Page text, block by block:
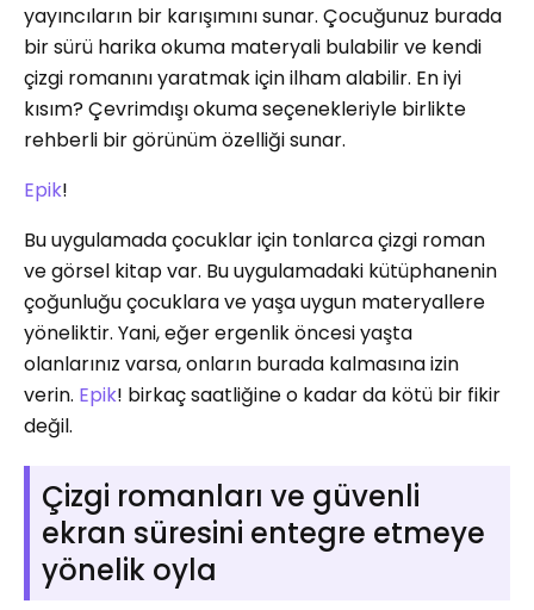
yayıncıların bir karışımını sunar. Çocuğunuz burada
bir sürü harika okuma materyali bulabilir ve kendi
çizgi romanını yaratmak için ilham alabilir. En iyi
kısım? Çevrimdışı okuma seçenekleriyle birlikte
rehberli bir görünüm özelliği sunar.
Epik!
Bu uygulamada çocuklar için tonlarca çizgi roman
ve görsel kitap var. Bu uygulamadaki kütüphanenin
çoğunluğu çocuklara ve yaşa uygun materyallere
yöneliktir. Yani, eğer ergenlik öncesi yaşta
olanlarınız varsa, onların burada kalmasına izin
verin. Epik! birkaç saatliğine o kadar da kötü bir fikir
değil.
Çizgi romanları ve güvenli
ekran süresini entegre etmeye
yönelik oyla